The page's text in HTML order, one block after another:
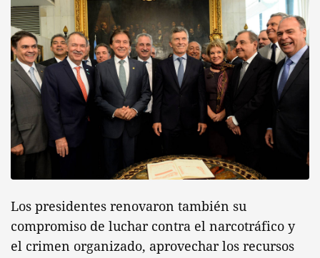
Los presidentes renovaron también su
compromiso de luchar contra el narcotráfico y
el crimen organizado, aprovechar los recursos